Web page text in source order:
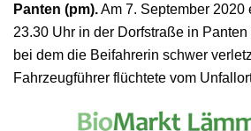
Panten (pm).Am 7. September 2020
23.30 Uhr in der Dorfstraße in
bei dem die Beifahrerin schwer
Fahrzeugführer flüchtete vom